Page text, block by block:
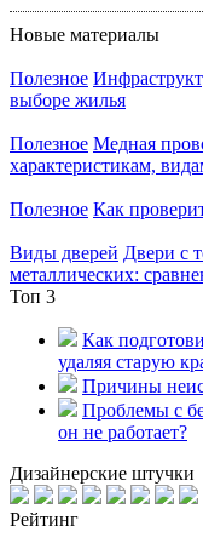
Новые материалы
Полезное
выборе жилья
Полезное Медная
характеристикам,
Полезное Как
Виды дверей Двери с
металлических:
Топ 3
Как
удаляя старую
Причины
Проблемы с
он не работает?
Дизайнерские штучки
Рейтинг